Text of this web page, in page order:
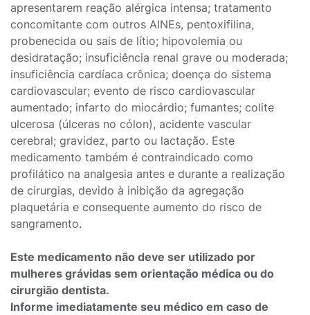
apresentarem reação alérgica intensa; tratamento
concomitante com outros AINEs, pentoxifilina,
probenecida ou sais de lítio; hipovolemia ou
desidratação; insuficiência renal grave ou moderada;
insuficiência cardíaca crônica; doença do sistema
cardiovascular; evento de risco cardiovascular
aumentado; infarto do miocárdio; fumantes; colite
ulcerosa (úlceras no cólon), acidente vascular
cerebral; gravidez, parto ou lactação. Este
medicamento também é contraindicado como
profilático na analgesia antes e durante a realização
de cirurgias, devido à inibição da agregação
plaquetária e consequente aumento do risco de
sangramento.
Este medicamento não deve ser utilizado por
mulheres grávidas sem orientação médica ou do
cirurgião dentista.
Informe imediatamente seu médico em caso de